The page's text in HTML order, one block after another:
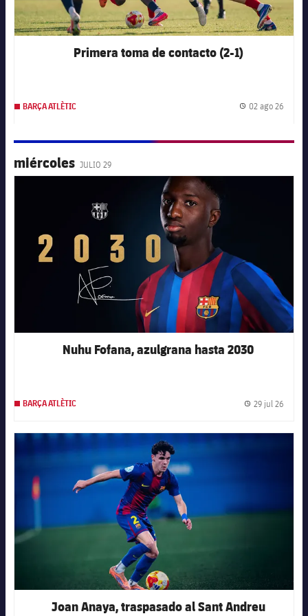
Primera toma de contacto (2-1)
BARÇA ATLÈTIC Fecha
02 ago 26
miércoles JULIO 29
FC Barcelona club badge
Nuhu Fofana, azulgrana hasta 2030
BARÇA ATLÈTIC Fecha
29 jul 26
FC Barcelona club badge
Joan Anaya, traspasado al Sant Andreu